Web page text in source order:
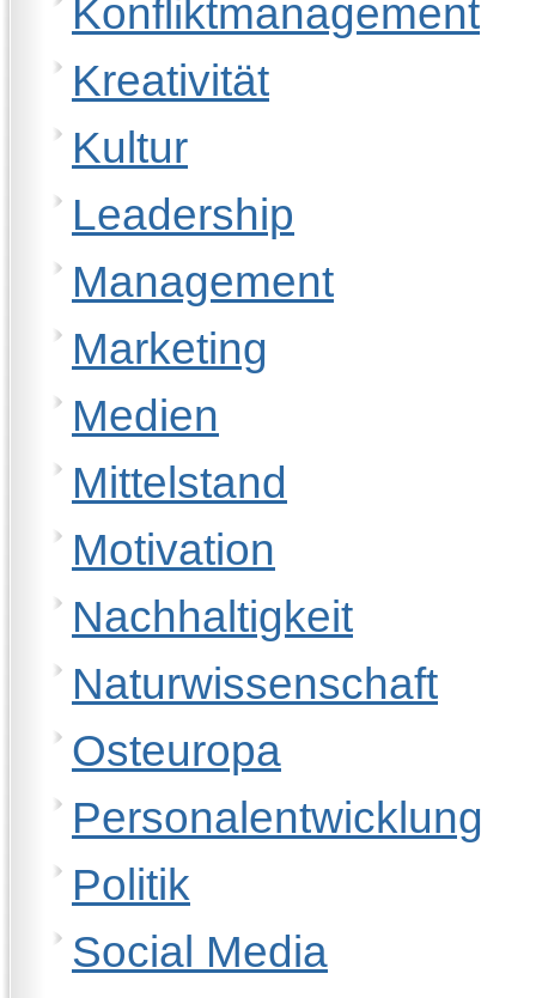
Konfliktmanagement
Kreativität
Kultur
Leadership
Management
Marketing
Medien
Mittelstand
Motivation
Nachhaltigkeit
Naturwissenschaft
Osteuropa
Personalentwicklung
Politik
Social Media